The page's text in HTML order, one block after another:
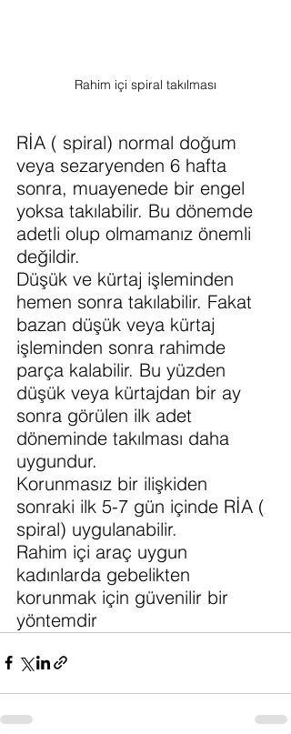
Rahim içi spiral takılması
RİA ( spiral) normal doğum
veya sezaryenden 6 hafta
sonra, muayenede bir engel
yoksa takılabilir. Bu dönemde
adetli olup olmamanız önemli
değildir.
Düşük ve kürtaj işleminden
hemen sonra takılabilir. Fakat
bazan düşük veya kürtaj
işleminden sonra rahimde
parça kalabilir. Bu yüzden
düşük veya kürtajdan bir ay
sonra görülen ilk adet
döneminde takılması daha
uygundur.
Korunmasız bir ilişkiden
sonraki ilk 5-7 gün içinde RİA (
spiral) uygulanabilir.
Rahim içi araç uygun
kadınlarda gebelikten
korunmak için güvenilir bir
yöntemdir